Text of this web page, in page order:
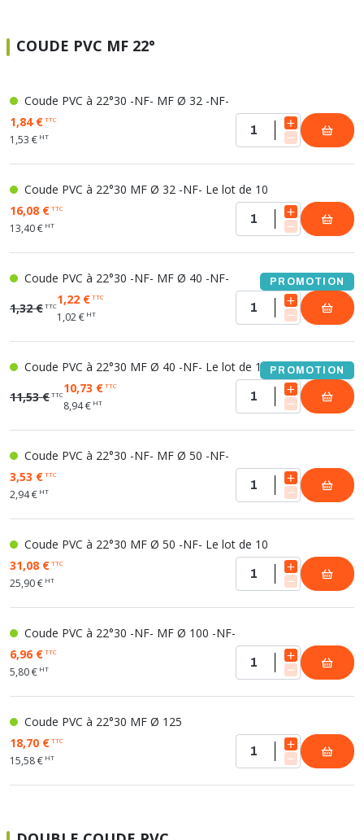
COUDE PVC MF 22°
Coude PVC à 22°30 -NF- MF Ø 32 -NF-
1,84 €TTC
1,53 € HT
Coude PVC à 22°30 MF Ø 32 -NF- Le lot de 10
16,08 €TTC
13,40 € HT
Coude PVC à 22°30 -NF- MF Ø 40 -NF- PROMOTION
1,32 €TTC1,22 €TTC
1,02 € HT
Coude PVC à 22°30 MF Ø 40 -NF- Le lot de 10 PROMOTION
11,53 €TTC10,73 €TTC
8,94 € HT
Coude PVC à 22°30 -NF- MF Ø 50 -NF-
3,53 €TTC
2,94 € HT
Coude PVC à 22°30 MF Ø 50 -NF- Le lot de 10
31,08 €TTC
25,90 € HT
Coude PVC à 22°30 -NF- MF Ø 100 -NF-
6,96 €TTC
5,80 € HT
Coude PVC à 22°30 MF Ø 125
18,70 €TTC
15,58 € HT